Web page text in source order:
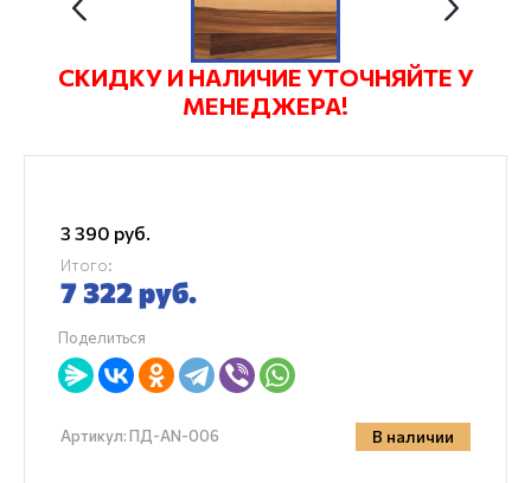
СКИДКУ И НАЛИЧИЕ УТОЧНЯЙТЕ У
МЕНЕДЖЕРА!
3 390 руб.
Итого:
7 322руб.
Поделиться
Артикул:ПД-AN-006 В наличии